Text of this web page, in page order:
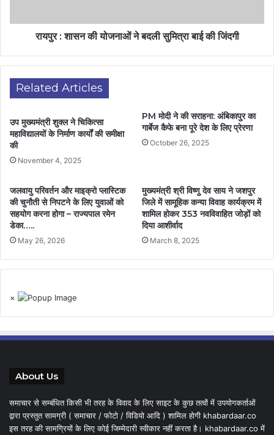
रायपुर : शासन की योजनाओं ने बदली सुमित्रा बाई की जिंदगी
Related Articles
उप मुख्यमंत्री शुक्ल ने चिकित्सा
महाविद्यालयों के निर्माण कार्यों की समीक्षा
की
November 4, 2025
PM मोदी ने की सराहना: अंबिकापुर का
गार्बेज कैफे बना पूरे देश के लिए प्रेरणा
October 26, 2025
जलवायु परिवर्तन और माइक्रो प्लास्टिक
की चुनौती से निपटने के लिए युवाओं को
सहयोग करना होगा – राज्यपाल रमेन
डेका…..
May 26, 2026
मुख्यमंत्री श्री विष्णु देव साय ने जशपुर
जिले में सामूहिक कन्या विवाह कार्यक्रम में
शामिल होकर 353 नवविवाहित जोड़ों को
दिया आशीर्वाद
March 8, 2025
×
About Us
समाचार से सम्बंधित किसी भी तरह के विवाद के लिए साइट के कुछ तत्वों में उपयोगकर्ताओं
द्वारा प्रस्तुत सामग्री ( समाचार / फोटो / विडियो आदि ) शामिल होगी khabardaar.co
इस तरह की सामग्रियों के लिए कोई जिम्मेदारी स्वीकार नहीं करता है। khabardaar.co में